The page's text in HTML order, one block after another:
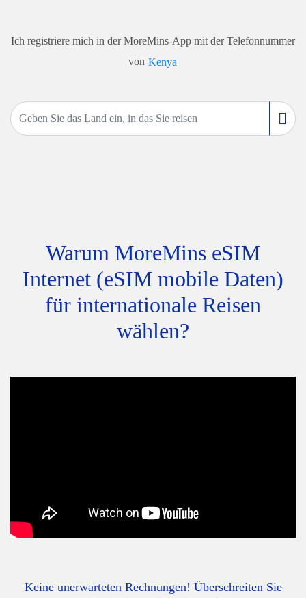
Ich registriere mich in der MoreMins-App mit der Telefonnummer
von Kenya
Warum MoreMins eSIM
Internet (eSIM mobile Daten)
für internationale Reisen
wählen?
Keine unerwarteten Rechnungen! Überschreiten Sie